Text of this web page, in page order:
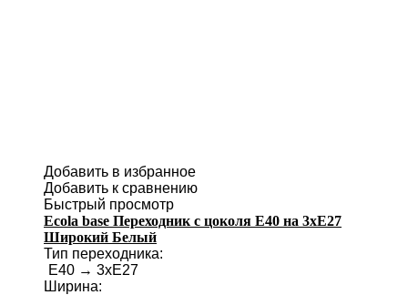
Добавить в избранное
Добавить к сравнению
Быстрый просмотр
Ecola base Переходник с цоколя E40 на 3хE27
Широкий Белый
Тип переходника:
E40 → 3хE27
Ширина: